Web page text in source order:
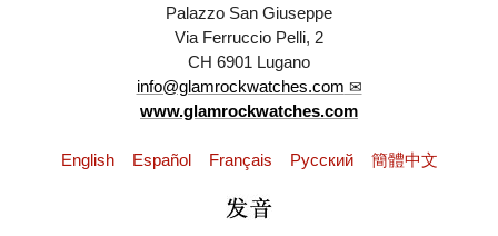
Palazzo San Giuseppe
Via Ferruccio Pelli, 2
CH 6901 Lugano
info@glamrockwatches.com
www.glamrockwatches.com
English Español Français Pусский 簡體中文